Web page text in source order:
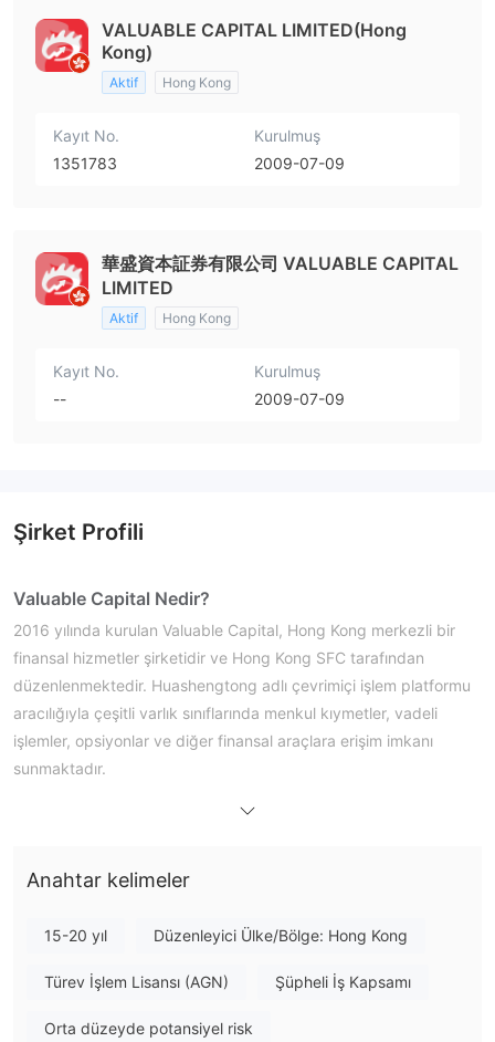
VALUABLE CAPITAL LIMITED(Hong
Kong)
Aktif Hong Kong
Kayıt No.
1351783
Kurulmuş
2009-07-09
華盛資本証券有限公司 VALUABLE CAPITAL
LIMITED
Aktif Hong Kong
Kayıt No.
--
Kurulmuş
2009-07-09
Şirket Profili
Valuable Capital Nedir?
2016 yılında kurulan Valuable Capital, Hong Kong merkezli bir
finansal hizmetler şirketidir ve Hong Kong SFC tarafından
düzenlenmektedir. Huashengtong adlı çevrimiçi işlem platformu
aracılığıyla çeşitli varlık sınıflarında menkul kıymetler, vadeli
işlemler, opsiyonlar ve diğer finansal araçlara erişim imkanı
sunmaktadır.
düzenli ve özlü bilgiler sunacağımız yaklaşan makaleyi okumaya
kapsamlı bir şekilde göstermek için özlü bir özet sunacağız.
Artıları ve Eksileri Artıları:
Anahtar kelimeler
15-20 yıl Düzenleyici Ülke/Bölge: Hong Kong
Türev İşlem Lisansı (AGN) Şüpheli İş Kapsamı
Orta düzeyde potansiyel risk